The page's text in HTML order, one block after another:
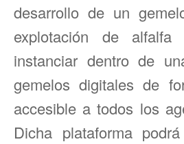
desarrollo de un
explotación de
instanciar dentro de
gemelos digitales de
accesible a todos los
Dicha plataforma